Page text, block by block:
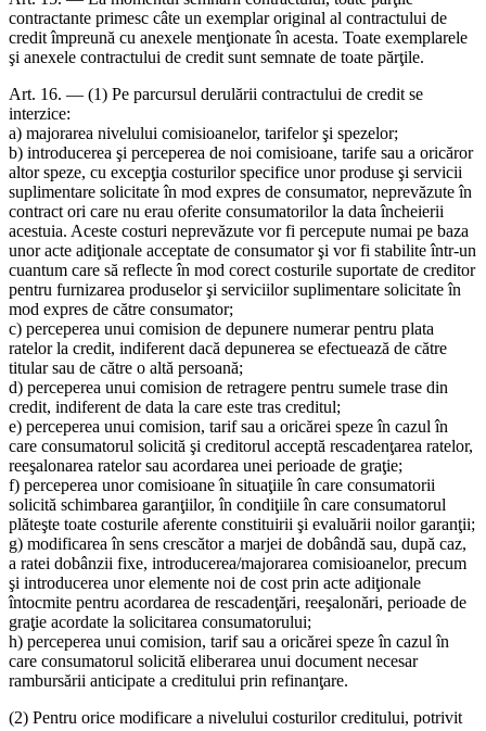
contractante primesc câte un exemplar original al contractului de
credit împreună cu anexele menţionate în acesta. Toate exemplarele
şi anexele contractului de credit sunt semnate de toate părţile.
Art. 16. — (1) Pe parcursul derulării contractului de credit se
interzice:
a) majorarea nivelului comisioanelor, tarifelor şi spezelor;
b) introducerea şi perceperea de noi comisioane, tarife sau a oricăror
altor speze, cu excepţia costurilor specifice unor produse şi servicii
suplimentare solicitate în mod expres de consumator, neprevăzute în
contract ori care nu erau oferite consumatorilor la data încheierii
acestuia. Aceste costuri neprevăzute vor fi percepute numai pe baza
unor acte adiţionale acceptate de consumator şi vor fi stabilite într-un
cuantum care să reflecte în mod corect costurile suportate de creditor
pentru furnizarea produselor şi serviciilor suplimentare solicitate în
mod expres de către consumator;
c) perceperea unui comision de depunere numerar pentru plata
ratelor la credit, indiferent dacă depunerea se efectuează de către
titular sau de către o altă persoană;
d) perceperea unui comision de retragere pentru sumele trase din
credit, indiferent de data la care este tras creditul;
e) perceperea unui comision, tarif sau a oricărei speze în cazul în
care consumatorul solicită şi creditorul acceptă rescadenţarea ratelor,
reeşalonarea ratelor sau acordarea unei perioade de graţie;
f) perceperea unor comisioane în situaţiile în care consumatorii
solicită schimbarea garanţiilor, în condiţiile în care consumatorul
plăteşte toate costurile aferente constituirii şi evaluării noilor garanţii;
g) modificarea în sens crescător a marjei de dobândă sau, după caz,
a ratei dobânzii fixe, introducerea/majorarea comisioanelor, precum
şi introducerea unor elemente noi de cost prin acte adiţionale
întocmite pentru acordarea de rescadenţări, reeşalonări, perioade de
graţie acordate la solicitarea consumatorului;
h) perceperea unui comision, tarif sau a oricărei speze în cazul în
care consumatorul solicită eliberarea unui document necesar
rambursării anticipate a creditului prin refinanţare.
(2) Pentru orice modificare a nivelului costurilor creditului, potrivit